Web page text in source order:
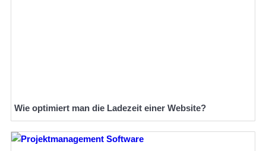
Wie optimiert man die Ladezeit einer Website?